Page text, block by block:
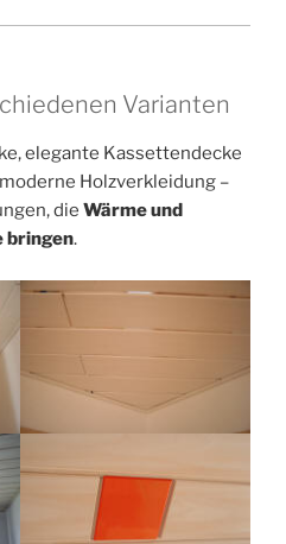
Varianten
elegante Kassettendecke
Holzverkleidung –
die Wärme und
bringen.